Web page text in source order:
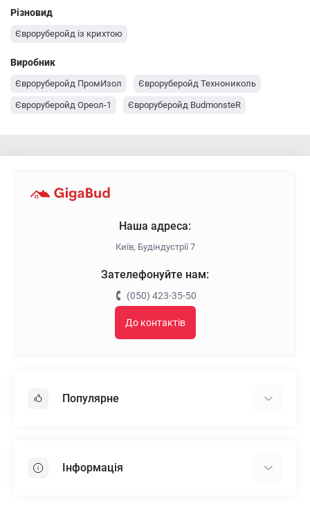
Різновид
Євроруберойд із крихтою
Виробник
Євроруберойд ПромИзол Євроруберойд Технониколь
Євроруберойд Ореол-1 Євроруберойд BudmonsteR
Наша адреса:
Київ, Будіндустрії 7
Зателефонуйте нам:
(050) 423-35-50
До контактів
Популярне
Пінопласт
Інформація